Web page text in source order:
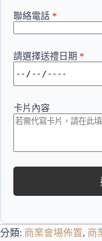
聯絡電話 *
請選擇送禮日期 *
卡片內容
分類: 商業會場佈置, 商